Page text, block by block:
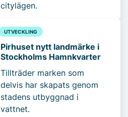
citylägen.
UTVECKLING
Pirhuset nytt landmärke i
Stockholms Hamnkvarter
Tillträder marken som
delvis har skapats genom
stadens utbyggnad i
vattnet.